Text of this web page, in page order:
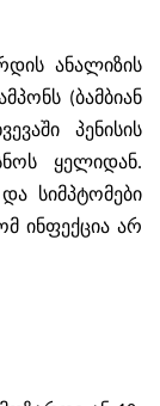
ანალიზის
(ბამბიან
პენისის
ყელიდან.
სიმპტომები
ინფექცია არ